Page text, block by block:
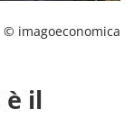
© imagoeconomica
è il